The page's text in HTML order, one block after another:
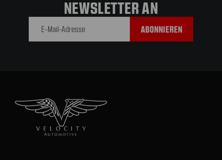
NEWSLETTER AN